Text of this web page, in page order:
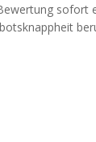
sofort